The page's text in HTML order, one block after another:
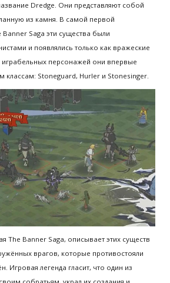
Dredge. Они представляют собой
из камня. В самой первой
Saga эти существа были
и появлялись только как вражеские
играбельных персонажей они впервые
классам: Stoneguard, Hurler и Stonesinger.
The Banner Saga, описывает этих существ
врагов, которые противостояли
Игровая легенда гласит, что один из